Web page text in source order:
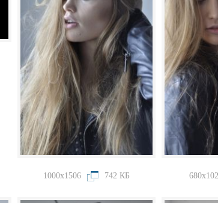
1000x1506 742 КБ